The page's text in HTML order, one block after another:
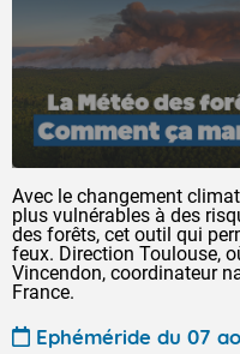
Avec le changement
plus vulnérables à des
des forêts, cet outil qui
feux. Direction Toulouse,
Vincendon, coordinateur
France.
Ephéméride du 07